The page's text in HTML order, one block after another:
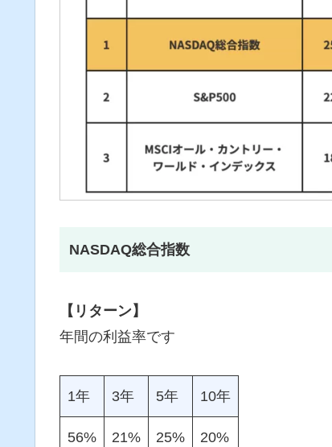
NASDAQ総合指数
【リターン】
年間の利益率です
1年 3年 5年 10年
56% 21% 25% 20%